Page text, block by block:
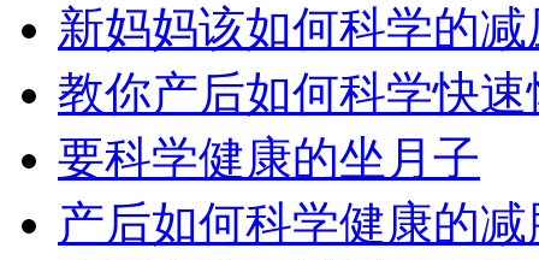
新妈妈该如何科学的减
教你产后如何科学快
要科学健康的坐月子
产后如何科学健康的减